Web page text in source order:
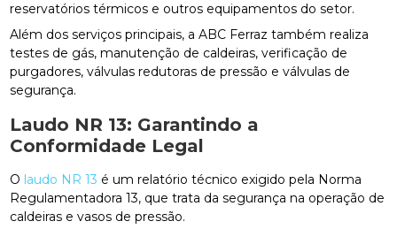
reservatórios térmicos e outros equipamentos do setor.
Além dos serviços principais, a ABC Ferraz também realiza
testes de gás, manutenção de caldeiras, verificação de
purgadores, válvulas redutoras de pressão e válvulas de
segurança.
Laudo NR 13: Garantindo a
Conformidade Legal
O laudo NR 13 é um relatório técnico exigido pela Norma
Regulamentadora 13, que trata da segurança na operação de
caldeiras e vasos de pressão.